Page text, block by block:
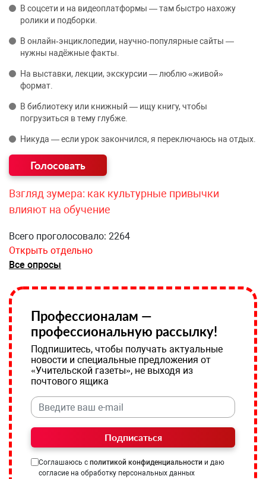
В соцсети и на видеоплатформы — там быстро нахожу
ролики и подборки.
В онлайн‑энциклопедии, научно‑популярные сайты —
нужны надёжные факты.
На выставки, лекции, экскурсии — люблю «живой»
формат.
В библиотеку или книжный — ищу книгу, чтобы
погрузиться в тему глубже.
Никуда — если урок закончился, я переключаюсь на отдых.
Взгляд зумера: как культурные привычки
влияют на обучение
Всего проголосовало: 2264
Открыть отдельно
Все опросы
Профессионалам —
профессиональную рассылку!
Подпишитесь, чтобы получать актуальные
новости и специальные предложения от
«Учительской газеты», не выходя из
почтового ящика
Подписаться
Соглашаюсь с политикой конфиденциальности и даю
согласие на обработку персональных данных